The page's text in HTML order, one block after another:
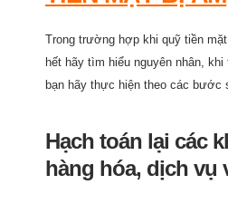
Trong trường hợp khi quỹ tiền
hết hãy tìm hiểu nguyên nhân,
bạn hãy thực hiện theo các bước
Hạch toán lại các
hàng hóa, dịch vụ